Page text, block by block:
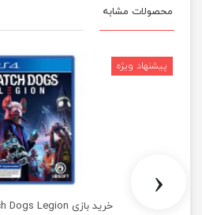
محصولات مشابه
خرید بازی Watch Dogs Legion برای PS4
‹